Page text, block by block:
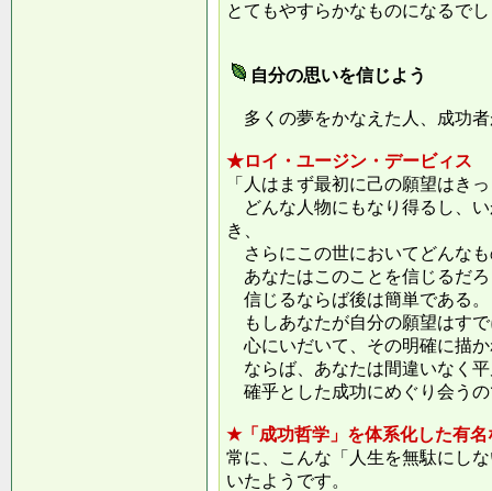
とてもやすらかなものになるで
自分の思いを信じよう
多くの夢をかなえた人、成功
★ロイ・ユージン・デービィス
「人はまず最初に己の願望はき
どんな人物にもなり得るし、
き、
さらにこの世においてどんな
あなたはこのことを信じるだ
信じるならば後は簡単である。
もしあなたが自分の願望はす
心にいだいて、その明確に描
ならば、あなたは間違いなく
確乎とした成功にめぐり会う
★「成功哲学」を体系化した有
常に、こんな「人生を無駄にし
いたようです。